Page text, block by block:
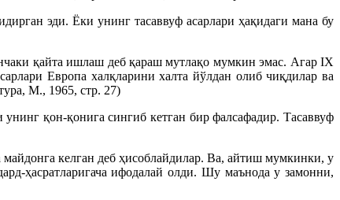
эди. Ёки унинг тасаввуф асарлари ҳақидаги мана бу
қайта ишлаш деб қараш мутлақо мумкин эмас. Агар IX
Европа халқларини халта йўлдан олиб чиқдилар ва
М., 1965, стр. 27)
қон-қонига сингиб кетган бир фалсафадир. Тасаввуф
келган деб ҳисоблайдилар. Ва, айтиш мумкинки, у
ҳасратларигача ифодалай олди. Шу маънода у замонни,